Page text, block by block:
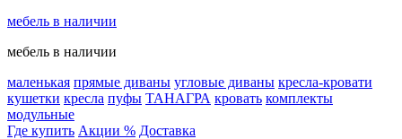
мебель в наличии
мебель в наличии
маленькая прямые диваны угловые диваны кресла-кровати
кушетки кресла пуфы ТАНАГРА кровать комплекты
модульные
Где купить Акции % Доставка